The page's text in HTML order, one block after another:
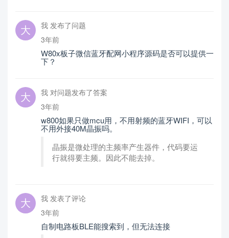
我 发布了问题
3年前
W80x板子微信蓝牙配网小程序源码是否可以提供一
下？
我 对问题发布了答案
3年前
w800如果只做mcu用，不用射频的蓝牙WIFI，可以
不用外接40M晶振吗。
晶振是微处理的主频率产生器件，代码要运
行就得要主频。因此不能去掉。
我 发表了评论
3年前
自制电路板BLE能搜索到，但无法连接